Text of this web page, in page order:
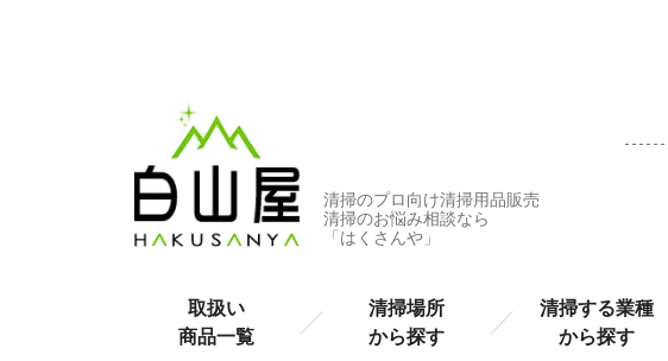
清掃のプロ向け清掃用品販売
清掃のお悩み相談なら
「はくさんや」
取扱い
商品一覧
清掃場所
から探す
清掃する業種
から探す